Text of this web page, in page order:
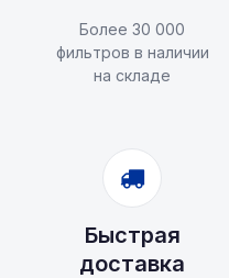
Более 30 000
фильтров в наличии
на складе
Быстрая
доставка